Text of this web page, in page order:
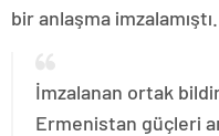
bir anlaşma imzalamıştı.
İmzalanan ortak
Ermenistan güçleri